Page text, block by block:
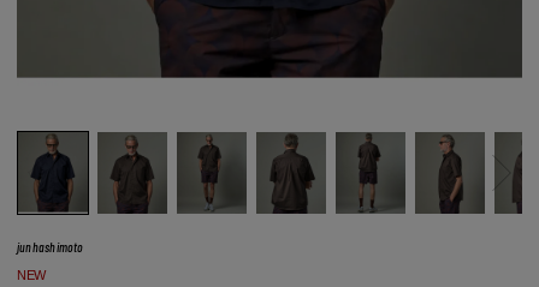
junhashimoto
NEW